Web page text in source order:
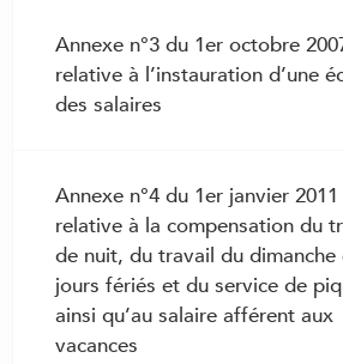
2.16 Décès du travailleur
2.17 Transfert de l’entreprise
de dénonciation de cas de
ou de soins dangereux
3.17 Indemnités pour
professionnels
3.18 Frais de repas et de
3.20 Promotion salariale
3.21 Remplacement dans une
supérieure
3.22 Droits et devoirs en cas de
maladie
Annexe n°3 du 1er octobre
relative à l’instauration d’une
des salaires
Annexe n°4 du 1er janvier 2011
relative à la compensation du
de nuit, du travail du dimanche
jours fériés et du service de
ainsi qu’au salaire afférent aux
vacances